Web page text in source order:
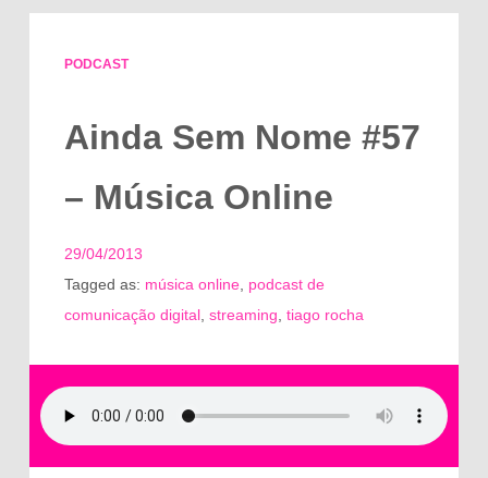
PODCAST
Ainda Sem Nome #57
– Música Online
29/04/2013
Tagged as: música online, podcast de
comunicação digital, streaming tiago rocha